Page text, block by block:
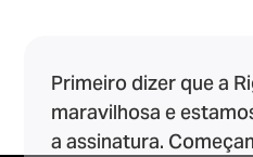
Primeiro dizer que a
maravilhosa e
a assinatura.